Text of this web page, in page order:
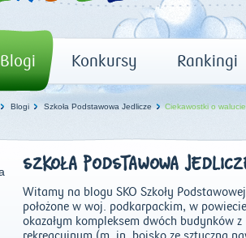
Blogi Konkursy Rankingi
Blogi Szkoła Podstawowa Jedlicze Ciekawostki o
SZKOŁA PODSTAWOWA
Witamy na blogu SKO Szkoły
położone w woj. podkarpackim, w
okazałym kompleksem dwóch budynków